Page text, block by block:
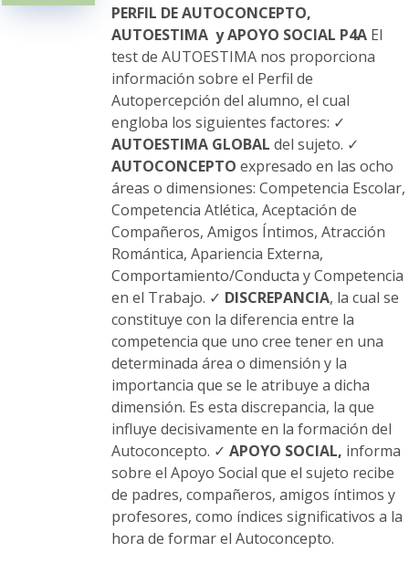
elegir
en
la
página
de
producto
PERFIL DE AUTOCONCEPTO,
AUTOESTIMA y APOYO SOCIAL P4AEl
test de AUTOESTIMA nos proporciona
información sobre el Perfil de
Autopercepción del alumno, el cual
engloba los siguientes factores: ✓
AUTOESTIMA GLOBAL del sujeto. ✓
AUTOCONCEPTO expresado en las ocho
áreas o dimensiones: Competencia Escolar,
Competencia Atlética, Aceptación de
Compañeros, Amigos Íntimos, Atracción
Romántica, Apariencia Externa,
Comportamiento/Conducta y Competencia
en el Trabajo. ✓ DISCREPANCIA, la cual se
constituye con la diferencia entre la
competencia que uno cree tener en una
determinada área o dimensión y la
importancia que se le atribuye a dicha
dimensión. Es esta discrepancia, la que
influye decisivamente en la formación del
Autoconcepto. ✓ APOYO SOCIAL, informa
sobre el Apoyo Social que el sujeto recibe
de padres, compañeros, amigos íntimos y
profesores, como índices significativos a la
hora de formar el Autoconcepto.